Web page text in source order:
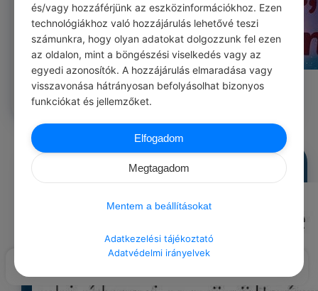
0 0 0 474
#képek idézetek admin
és/vagy hozzáférjünk az eszközinformációkhoz. Ezen
technológiákhoz való hozzájárulás lehetővé teszi
számunkra, hogy olyan adatokat dolgozzunk fel ezen
az oldalon, mint a böngészési viselkedés vagy az
egyedi azonosítók. A hozzájárulás elmaradása vagy
visszavonása hátrányosan befolyásolhat bizonyos
funkciókat és jellemzőket.
Elfogadom
Megtagadom
Mentem a beállításokat
Adatkezelési tájékoztató
Adatvédelmi irányelvek